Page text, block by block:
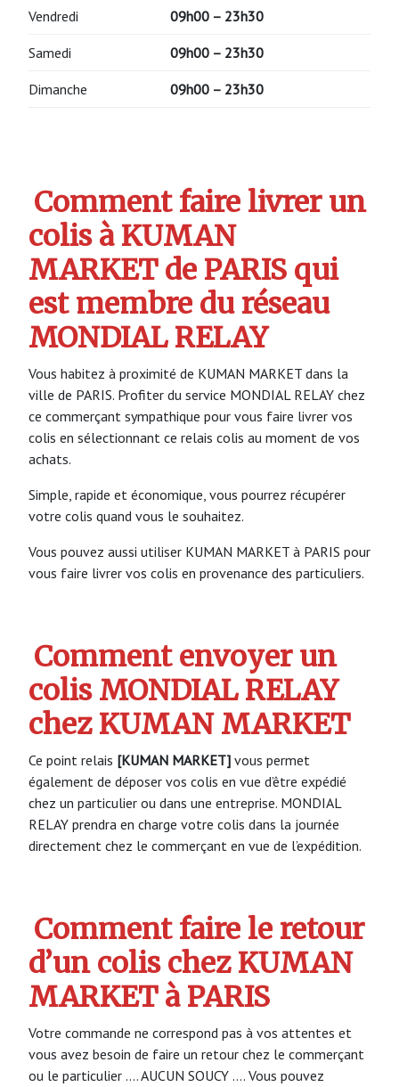
Vendredi 09h00 – 23h30
Samedi 09h00 – 23h30
Dimanche 09h00 – 23h30
Comment faire livrer un
colis à KUMAN
MARKET de PARIS qui
est membre du réseau
MONDIAL RELAY
Vous habitez à proximité de KUMAN MARKET dans la
ville de PARIS. Profiter du service MONDIAL RELAY chez
ce commerçant sympathique pour vous faire livrer vos
colis en sélectionnant ce relais colis au moment de vos
achats.
Simple, rapide et économique, vous pourrez récupérer
votre colis quand vous le souhaitez.
Vous pouvez aussi utiliser KUMAN MARKET à PARIS pour
vous faire livrer vos colis en provenance des particuliers.
Comment envoyer un
colis MONDIAL RELAY
chez KUMAN MARKET
Ce point relais [KUMAN MARKET] vous permet
également de déposer vos colis en vue d’être expédié
chez un particulier ou dans une entreprise. MONDIAL
RELAY prendra en charge votre colis dans la journée
directement chez le commerçant en vue de l’expédition.
Comment faire le retour
d’un colis chez KUMAN
MARKET à PARIS
Votre commande ne correspond pas à vos attentes et
vous avez besoin de faire un retour chez le commerçant
ou le particulier …. AUCUN SOUCY …. Vous pouvez